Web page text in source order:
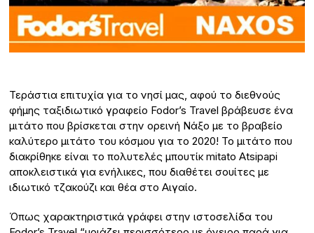
Τεράστια επιτυχία για το νησί μας, αφού το διεθνούς
φήμης ταξιδιωτικό γραφείο Fodor’s Travel βράβευσε ένα
μιτάτο που βρίσκεται στην ορεινή Νάξο με το βραβείο
καλύτερο μιτάτο του κόσμου για το 2020! Το μιτάτο που
διακρίθηκε είναι το πολυτελές μπουτίκ mitato Atsipapi
αποκλειστικά για ενήλικες, που διαθέτει σουίτες με
ιδιωτικό τζακούζι και θέα στο Αιγαίο.
Όπως χαρακτηριστικά γράφει στην ιστοσελίδα του